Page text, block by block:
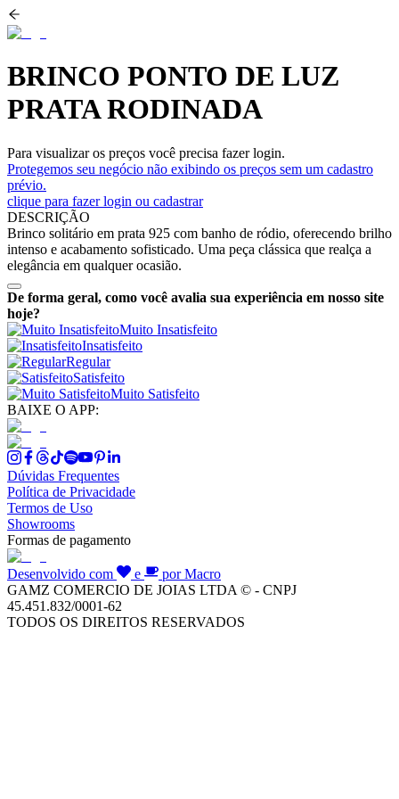
BRINCO PONTO DE LUZ
PRATA RODINADA
Para visualizar os preços você precisa fazer login.
Protegemos seu negócio não exibindo os preços sem um cadastro
prévio.
clique para fazer login ou cadastrar
DESCRIÇÃO
Brinco solitário em prata 925 com banho de ródio, oferecendo brilho
intenso e acabamento sofisticado. Uma peça clássica que realça a
elegância em qualquer ocasião.
De forma geral, como você avalia sua experiência em nosso site
hoje?
Muito Insatisfeito
Insatisfeito
Regular
Satisfeito
Muito Satisfeito
BAIXE O APP:
Dúvidas Frequentes
Política de Privacidade
Termos de Uso
Showrooms
Formas de pagamento
Desenvolvido com e
por Macro
GAMZ COMERCIO DE JOIAS LTDA © - CNPJ
45.451.832/0001-62
TODOS OS DIREITOS RESERVADOS